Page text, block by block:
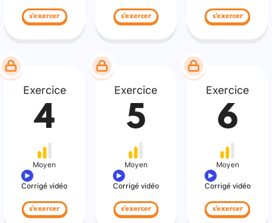
s'exercer s'exercer s'exercer
Exercice
4
Moyen
Corrigé vidéo
s'exercer
Exercice
5
Moyen
Corrigé vidéo
s'exercer
Exercice
6
Moyen
Corrigé vidéo
s'exercer